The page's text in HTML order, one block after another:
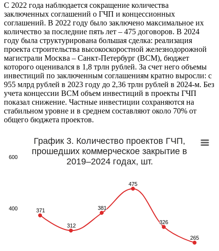
С 2022 года наблюдается сокращение количества
заключенных соглашений о ГЧП и концессионных
соглашений. В 2022 году было заключено максимальное их
количество за последние пять лет – 475 договоров. В 2024
году была структурирована большая сделка: реализация
проекта строительства высокоскоростной железнодорожной
магистрали Москва – Санкт-Петербург (ВСМ), бюджет
которого оценивался в 1,8 трлн рублей. За счет него объемы
инвестиций по заключенным соглашениям кратно выросли: с
955 млрд рублей в 2023 году до 2,36 трлн рублей в 2024-м. Без
учета концессии ВСМ объем инвестиций в проекты ГЧП
показал снижение. Частные инвестиции сохраняются на
стабильном уровне и в среднем составляют около 70% от
общего бюджета проектов.
График 3. Количество проектов ГЧП,
прошедших коммерческое закрытие в
2019–2024 годах, шт.
371
371
312
312
381
381
475
475
326
326
265
265
400
600